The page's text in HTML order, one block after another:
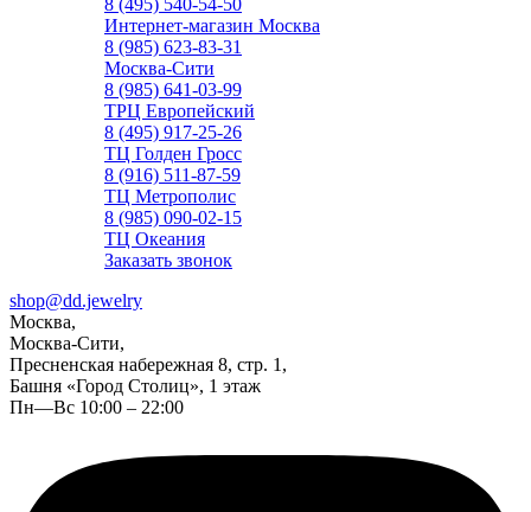
8 (495) 540-54-50
Интернет-магазин Москва
8 (985) 623-83-31
Москва-Сити
8 (985) 641-03-99
ТРЦ Европейский
8 (495) 917-25-26
ТЦ Голден Гросс
8 (916) 511-87-59
ТЦ Метрополис
8 (985) 090-02-15
ТЦ Океания
Заказать звонок
shop@dd.jewelry
Москва,
Москва-Сити,
Пресненская набережная 8, стр. 1,
Башня «Город Столиц», 1 этаж
Пн—Вс 10:00 – 22:00